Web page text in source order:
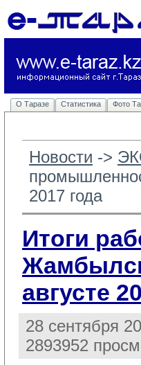
О Таразе Статистика Фото
Новости ->
2017 года
Итоги
августе
28 сентября
2893952